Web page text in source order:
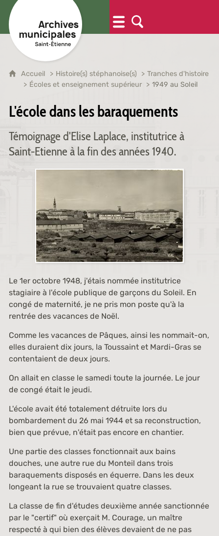
Accueil Histoire(s) stéphanoise(s)
Tranches d'histoire
Écoles et enseignement supérieur
1949 au Soleil
L'école dans les baraquements
Témoignage d'Elise Laplace, institutrice à
Saint-Etienne à la fin des années 1940.
Le 1er octobre 1948, j'étais nommée institutrice
stagiaire à l'école publique de garçons du Soleil. En
congé de maternité, je ne pris mon poste qu'à la
rentrée des vacances de Noël.
Comme les vacances de Pâques, ainsi les nommait-on,
elles duraient dix jours, la Toussaint et Mardi-Gras se
contentaient de deux jours.
On allait en classe le samedi toute la journée. Le jour
de congé était le jeudi.
L'école avait été totalement détruite lors du
bombardement du 26 mai 1944 et sa reconstruction,
bien que prévue, n'était pas encore en chantier.
Une partie des classes fonctionnait aux bains
douches, une autre rue du Monteil dans trois
baraquements disposés en équerre. Dans les deux
longeant la rue se trouvaient quatre classes.
La classe de fin d'études deuxième année sanctionnée
par le "certif" où exerçait M. Courage, un maître
respecté à qui bien des élèves devaient de ne pas